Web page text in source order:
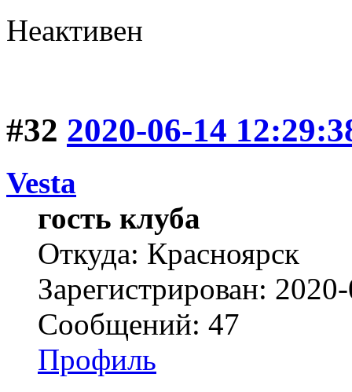
Неактивен
#32 2020-06-14
Vesta
гость клуба
Откуда: Красноярск
Зарегистрирован:
Сообщений: 47
Профиль